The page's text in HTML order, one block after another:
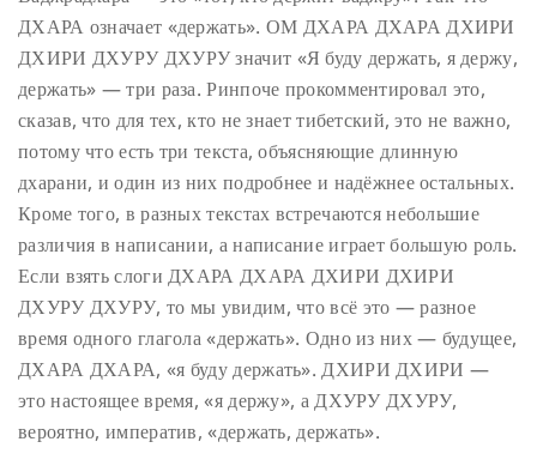
ДХАРА означает «держать». ОМ ДХАРА ДХАРА ДХИРИ
ДХИРИ ДХУРУ ДХУРУ значит «Я буду держать, я держу,
держать» — три раза. Ринпоче прокомментировал это,
сказав, что для тех, кто не знает тибетский, это не важно,
потому что есть три текста, объясняющие длинную
дхарани, и один из них подробнее и надёжнее остальных.
Кроме того, в разных текстах встречаются небольшие
различия в написании, а написание играет большую роль.
Если взять слоги ДХАРА ДХАРА ДХИРИ ДХИРИ
ДХУРУ ДХУРУ, то мы увидим, что всё это — разное
время одного глагола «держать». Одно из них — будущее,
ДХАРА ДХАРА, «я буду держать». ДХИРИ ДХИРИ —
это настоящее время, «я держу», а ДХУРУ ДХУРУ,
вероятно, императив, «держать, держать».